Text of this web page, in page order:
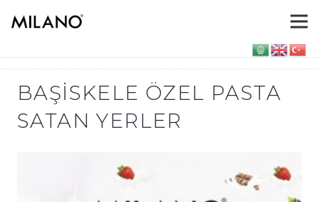
BAŞISKELE ÖZEL PASTA
SATAN YERLER